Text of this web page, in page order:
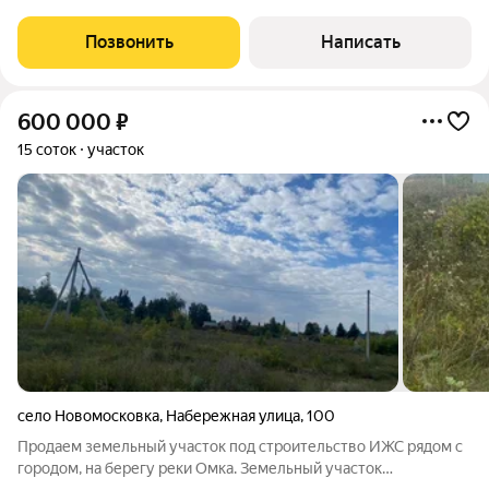
находится на второй линии, без активного авто движения. В
пешей
Позвонить Написать
600 000 ₽
15 соток участок
село Новомосковка, Набережная улица,100
Продаем земельный участок под строительство ИЖС рядом с
городом, на берегу реки Омка. Земельный участок